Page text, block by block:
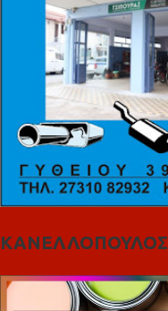
ΚΑΝΕΛΛΟΠΟΥΛΟΣ